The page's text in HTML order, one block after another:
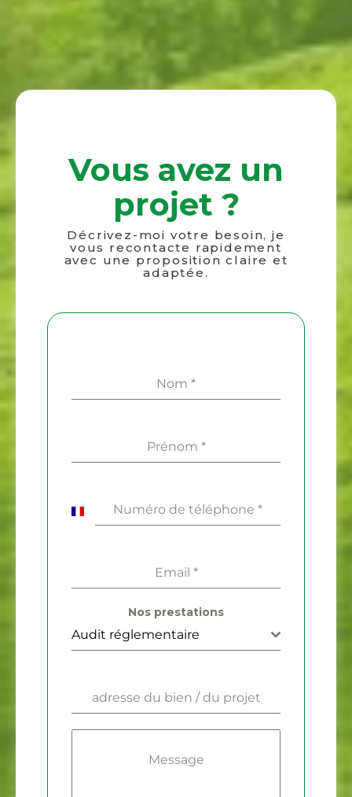
Vous avez un
projet ?
Décrivez-moi votre besoin, je
vous recontacte rapidement
avec une proposition claire et
adaptée.
Nom *
Prénom *
Numéro de téléphone *
France
Email *
Nos prestations
Audit réglementaire
adresse du bien / du projet
Message